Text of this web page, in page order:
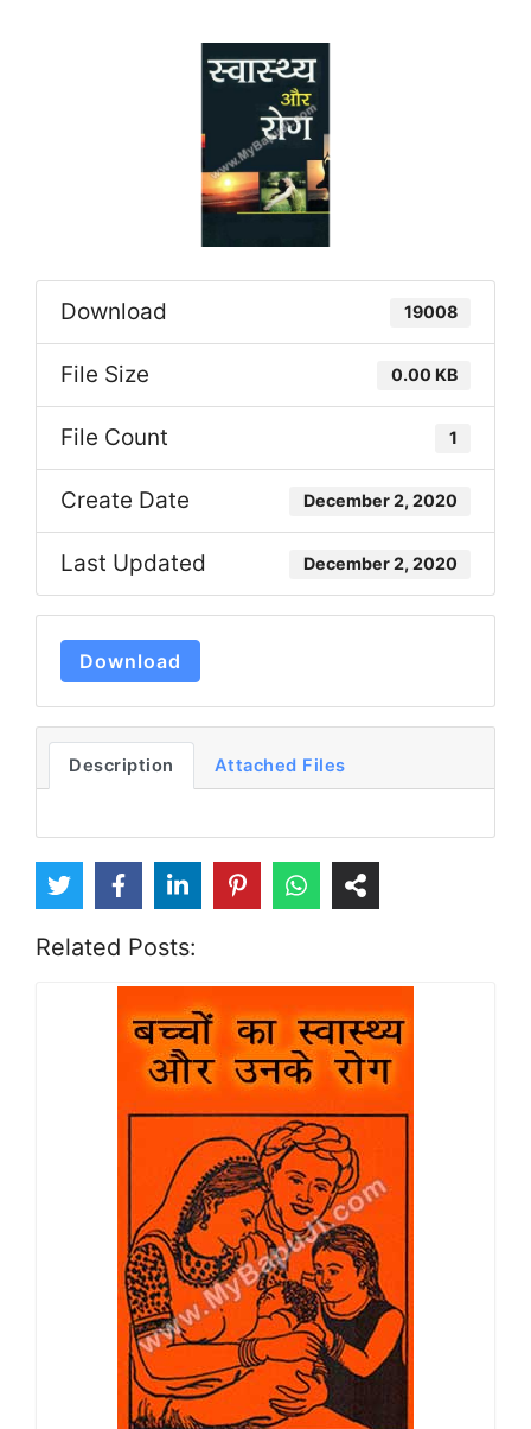
Download 19008
File Size 0.00 KB
File Count 1
Create Date December 2, 2020
Last Updated December 2, 2020
Download
Description Attached Files
Related Posts: